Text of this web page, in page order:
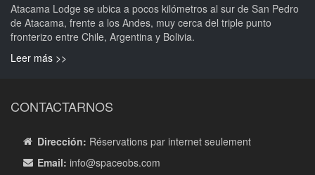
Atacama Lodge se ubica a pocos kilómetros al sur de San Pedro
de Atacama, frente a los Andes, muy cerca del triple punto
fronterizo entre Chile, Argentina y Bolivia.
Leer más >>
CONTACTARNOS
Dirección: Réservations par internet seulement
Email: info@spaceobs.com